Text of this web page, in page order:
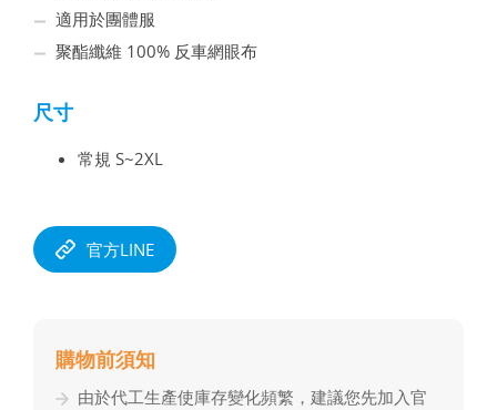
適用於團體服
聚酯纖維 100% 反車網眼布
尺寸
常規 S~2XL
官方LINE
購物前須知
由於代⼯⽣產使庫存變化頻繁，建議您先加入官